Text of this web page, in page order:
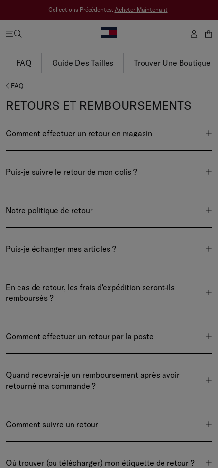
Collections Précédentes. Acheter Maintenant
FAQ Guide Des Tailles Trouver Une Boutique
FAQ
RETOURS ET REMBOURSEMENTS
Comment effectuer un retour en magasin
Puis-je suivre le retour de mon colis ?
Notre politique de retour
Puis-je échanger mes articles ?
En cas de retour, les frais d'expédition seront-ils
remboursés ?
Comment effectuer un retour par la poste
Quand recevrai-je un remboursement après avoir
retourné ma commande ?
Comment suivre un retour
Où trouver (ou télécharger) mon étiquette de retour ?